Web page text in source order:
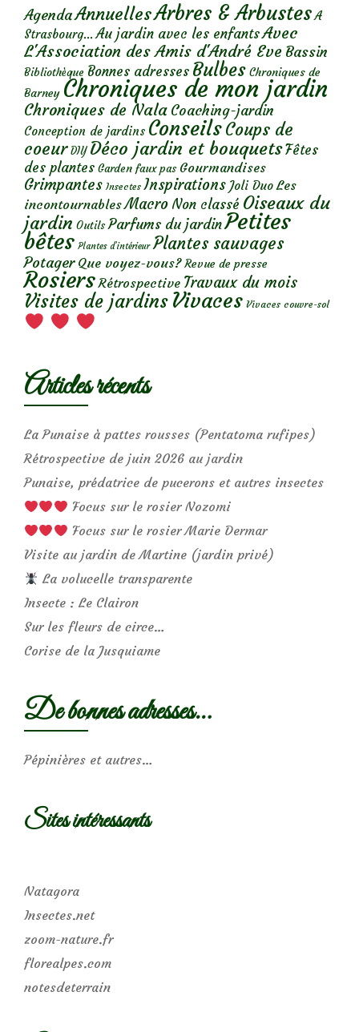
AgendaAnnuellesArbres & Arbustes A
Strasbourg... Au jardin avec les enfantsAvec
L'Association des Amis d'André Eve Bassin
Bibliothèque Bonnes adresses Bulbes Chroniques de
Barney Chroniques de mon jardin
Chroniques de Nala Coaching-jardin
Conception de jardins ConseilsCoups de
coeur DIY Déco jardin et bouquetsFêtes
des plantes Garden faux pas Gourmandises
Grimpantes Insectes Inspirations Joli Duo Les
incontournables Macro Non classé Oiseaux du
jardin Outils Parfums du jardinPetites
bêtes Plantes d’intérieur Plantes sauvages
Potager Que voyez-vous? Revue de presse
Rosiers Rétrospective Travaux du mois
Visites de jardins Vivaces Vivaces couvre-sol
Articles récents
La Punaise à pattes rousses (Pentatoma rufipes)
Rétrospective de juin 2026 au jardin
Punaise, prédatrice de pucerons et autres insectes
Focus sur le rosier Nozomi
Focus sur le rosier Marie Dermar
Visite au jardin de Martine (jardin privé)
La volucelle transparente
Insecte : Le Clairon
Sur les fleurs de circe…
Corise de la Jusquiame
De bonnes adresses…
Pépinières et autres…
Sites intéressants
Natagora
Insectes.net
zoom-nature.fr
florealpes.com
notesdeterrain